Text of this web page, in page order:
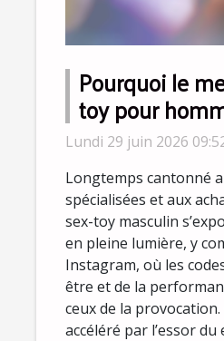
Pourquoi le
toy pour
désormais sur
Lundi 29 juin 2026
Longtemps cantonné
spécialisées et aux
sex-toy masculin
en pleine lumière, y
Instagram, où les
être et de la
ceux de la
accéléré par l’essor du